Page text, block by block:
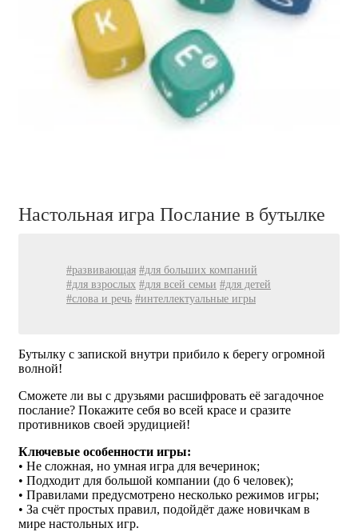
Настольная игра Послание в бутылке
#развивающая #для больших компаний
#для взрослых #для всей семьи #для детей
#слова и речь #интеллектуальные игры
Бутылку с запиской внутри прибило к берегу огромной
волной!
Сможете ли вы с друзьями расшифровать её загадочное
послание? Покажите себя во всей красе и сразите
противников своей эрудицией!
Ключевые особенности игры:
• Не сложная, но умная игра для вечеринок;
• Подходит для большой компании (до 6 человек);
• Правилами предусмотрено несколько режимов игры;
• За счёт простых правил, подойдёт даже новичкам в
мире настольных игр.